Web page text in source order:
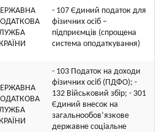
- 107 Єдиний податок для
фізичних осіб –
підприємців (спрощена
система оподаткування)
- 103 Податок на доходи
фізичних осіб (ПДФО); -
132 Військовий збір; - 301
Єдиний внесок на
загальнообов’язкове
державне соціальне